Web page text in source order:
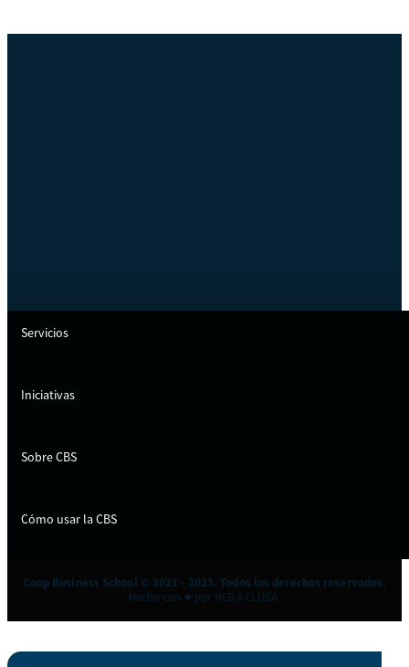
Servicios
Iniciativas
Sobre CBS
Cómo usar la CBS
Coop Business School © 2021 - 2023. Todos los derechos reservados.
Hecho con ♥ por NCBA CLUSA.